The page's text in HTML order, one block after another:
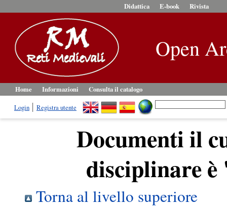
Didattica E-book Rivista
Open
Home Informazioni
Consulta il catalogo
Login
Registra utente
Documenti il
disciplinare
Torna al livello superiore